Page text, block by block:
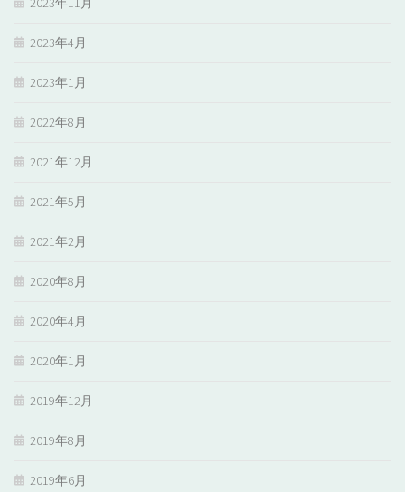
2023年4月
2023年1月
2022年8月
2021年12月
2021年5月
2021年2月
2020年8月
2020年4月
2020年1月
2019年12月
2019年8月
2019年6月